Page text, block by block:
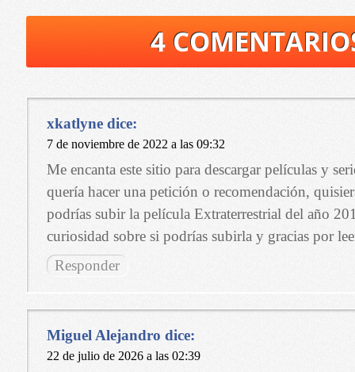
4
xkatlyne dice:
7 de noviembre de 2022 a las 09:32
Me encanta este sitio para descargar películas y
quería hacer una petición o recomendación,
podrías subir la película Extraterrestrial del año
curiosidad sobre si podrías subirla y gracias por
Responder
Miguel Alejandro dice:
22 de julio de 2026 a las 02:39